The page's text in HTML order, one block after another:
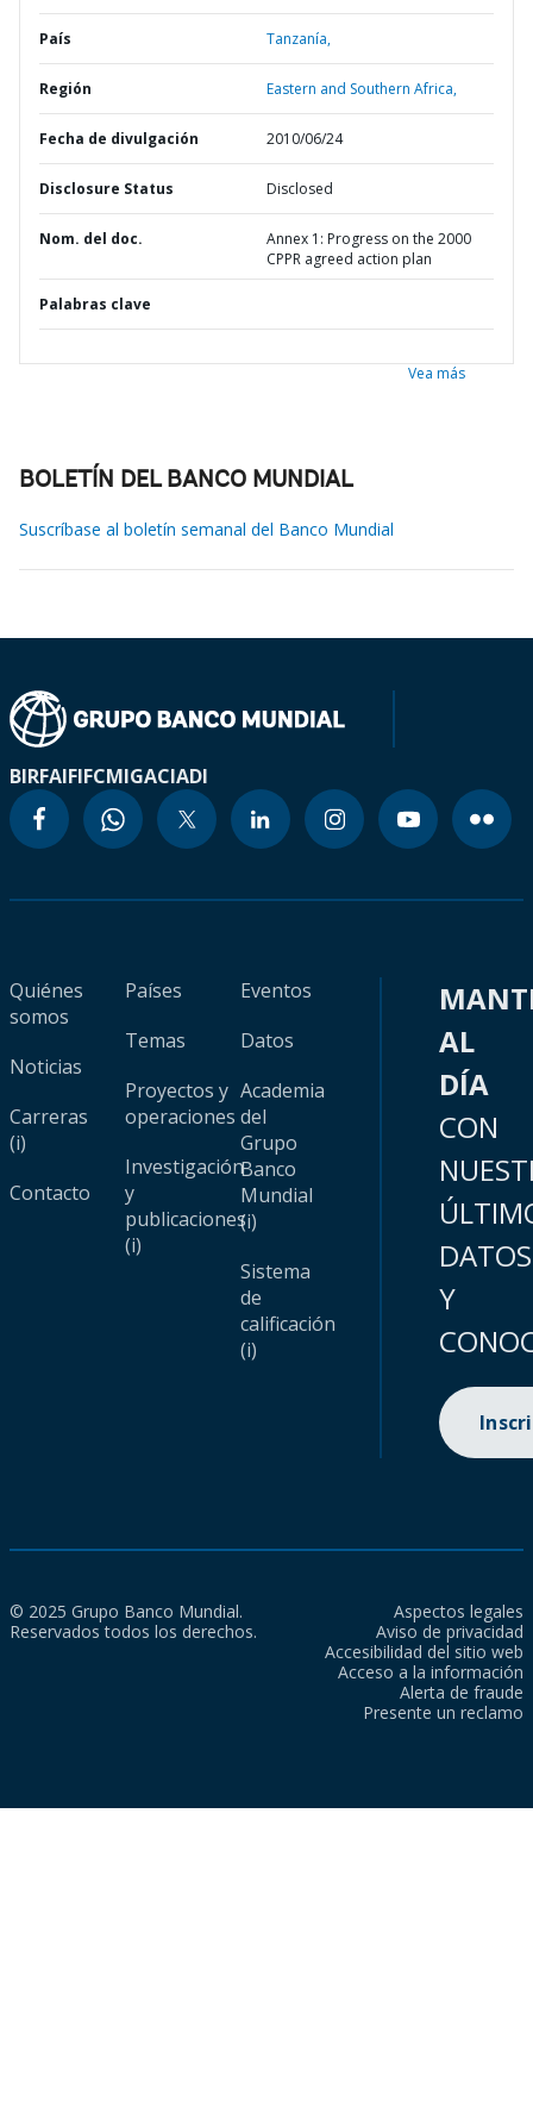
País Tanzanía,
Región Eastern and Southern Africa,
Fecha de divulgación 2010/06/24
Disclosure Status Disclosed
Nom. del doc.
Annex 1: Progress on the 2000
CPPR agreed action plan
Palabras clave
Vea más
BOLETÍN DEL BANCO MUNDIAL
Suscríbase al boletín semanal del Banco Mundial
BIRFAIFIFCMIGACIADI
Quiénes
somos
Noticias
Carreras
(i)
Contacto
Países
Temas
Proyectos y
operaciones
Investigación
y
publicaciones
(i)
Eventos
Datos
Academia
del
Grupo
Banco
Mundial
(i)
Sistema
de
calificación
(i)
AL
DÍA
CON
DATOS
Y
© 2025 Grupo Banco Mundial.
Reservados todos los derechos.
Aspectos legales
Aviso de privacidad
Accesibilidad del sitio web
Acceso a la información
Alerta de fraude
Presente un reclamo